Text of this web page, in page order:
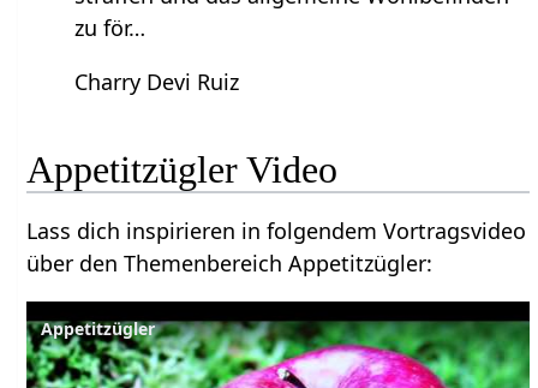
zu för…
Charry Devi Ruiz
Appetitzügler Video
Lass dich inspirieren in folgendem Vortragsvideo
über den Themenbereich Appetitzügler:
Appetitzügler